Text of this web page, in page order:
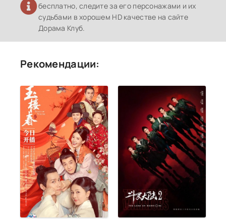
бесплатно, следите за его персонажами и их
судьбами в хорошем HD качестве на сайте
Дорама Клуб.
Рекомендации: